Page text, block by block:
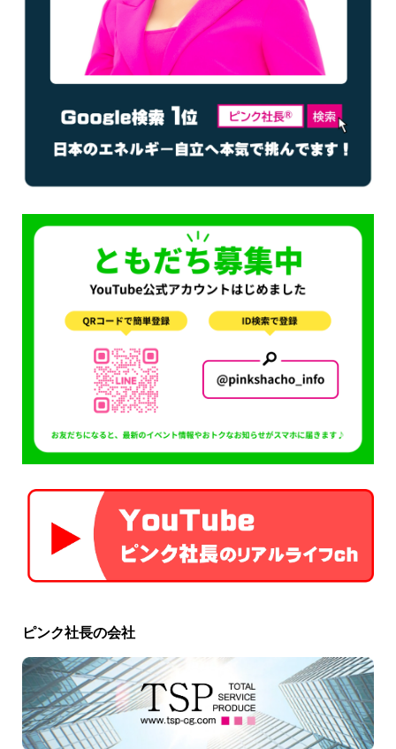
ピンク社長の会社